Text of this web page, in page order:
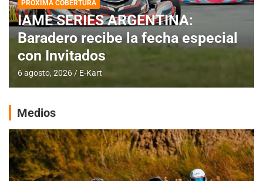
PRÓXIMA COBERTURA
IAME SERIES ARGENTINA:
Baradero recibe la fecha especial
con Invitados
6 agosto, 2026 E-Kart
Medios